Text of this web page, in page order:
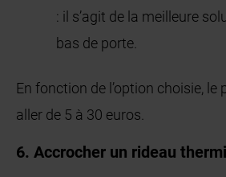
: il s’agit de la meilleure
bas de porte.
En fonction de l’option choisie, le
aller de 5 à 30 euros.
6. Accrocher un rideau